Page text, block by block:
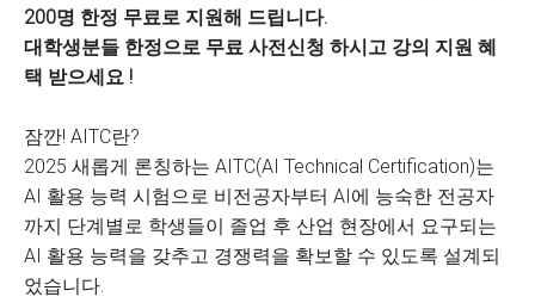
200명 한정 무료로 지원해 드립니다.
대학생분들 한정으로 무료 사전신청 하시고 강의 지원 혜
택 받으세요 !
잠깐! AITC란?
2025 새롭게 론칭하는 AITC(AI Technical Certification)는
AI 활용 능력 시험으로 비전공자부터 AI에 능숙한 전공자
까지 단계별로 학생들이 졸업 후 산업 현장에서 요구되는
AI 활용 능력을 갖추고 경쟁력을 확보할 수 있도록 설계되
었습니다.